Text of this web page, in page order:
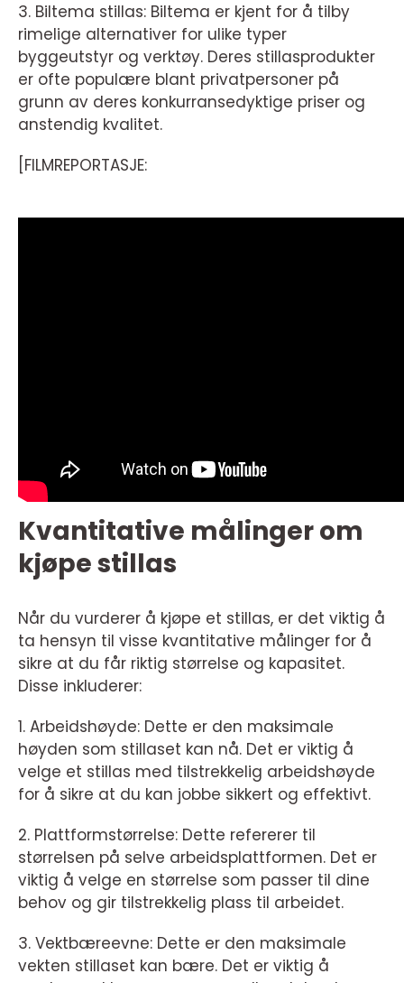
3. Biltema stillas: Biltema er kjent for å tilby
rimelige alternativer for ulike typer
byggeutstyr og verktøy. Deres stillasprodukter
er ofte populære blant privatpersoner på
grunn av deres konkurransedyktige priser og
anstendig kvalitet.
[FILMREPORTASJE:
Kvantitative målinger om
kjøpe stillas
Når du vurderer å kjøpe et stillas, er det viktig å
ta hensyn til visse kvantitative målinger for å
sikre at du får riktig størrelse og kapasitet.
Disse inkluderer:
1. Arbeidshøyde: Dette er den maksimale
høyden som stillaset kan nå. Det er viktig å
velge et stillas med tilstrekkelig arbeidshøyde
for å sikre at du kan jobbe sikkert og effektivt.
2. Plattformstørrelse: Dette refererer til
størrelsen på selve arbeidsplattformen. Det er
viktig å velge en størrelse som passer til dine
behov og gir tilstrekkelig plass til arbeidet.
3. Vektbæreevne: Dette er den maksimale
vekten stillaset kan bære. Det er viktig å